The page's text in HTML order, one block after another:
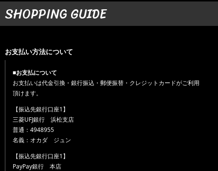
SHOPPING GUIDE
お支払い方法について
■お支払について
お支払いは代金引換・銀行振込・郵便振替・クレジットカードがご利用
頂けます。
【振込先銀行口座1】
三菱UFJ銀行 浜松支店
普通：4948955
名義：オカダ ジュン
【振込先銀行口座1】
PayPay銀行 本店